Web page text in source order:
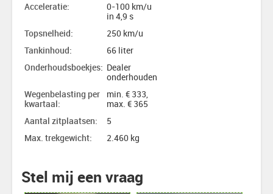
Acceleratie:
0-100 km/u
in 4,9 s
Topsnelheid:
250 km/u
Tankinhoud:
66 liter
Onderhoudsboekjes: Dealer
onderhouden
Wegenbelasting per
kwartaal:
min. € 333,
max. € 365
Aantal zitplaatsen:
5
Max. trekgewicht:
2.460 kg
Stel mij een vraag